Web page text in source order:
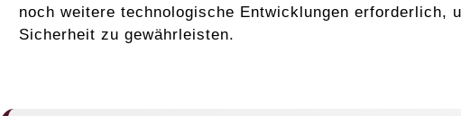
noch weitere technologische Entwicklungen erforderlich,
Sicherheit zu gewährleisten.